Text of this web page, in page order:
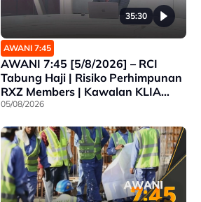
35:30
AWANI 7:45
AWANI 7:45 [5/8/2026] – RCI
Tabung Haji | Risiko Perhimpunan
RXZ Members | Kawalan KLIA
Lebih Ketat | Pelarian Myanmar
05/08/2026